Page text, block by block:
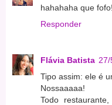
hahahaha que fofo!
Responder
Flávia Batista 27/
Tipo assim: ele é
Nossaaaaa!
Todo